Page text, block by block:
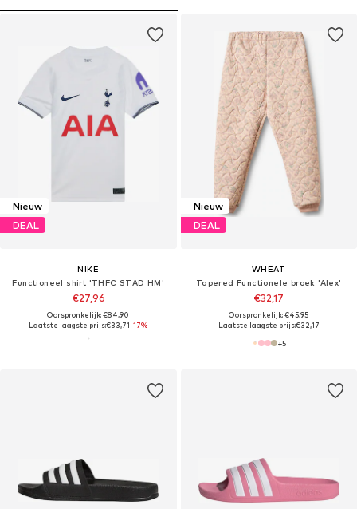
Nieuw
DEAL
NIKE
Functioneel shirt 'THFC STAD HM'
€27,96
Oorspronkelijk: €84,90
Laatste laagste prijs:€33,71-17%
Nieuw
DEAL
WHEAT
Tapered Functionele broek 'Alex'
€32,17
Oorspronkelijk: €45,95
Laatste laagste prijs:€32,17
+5